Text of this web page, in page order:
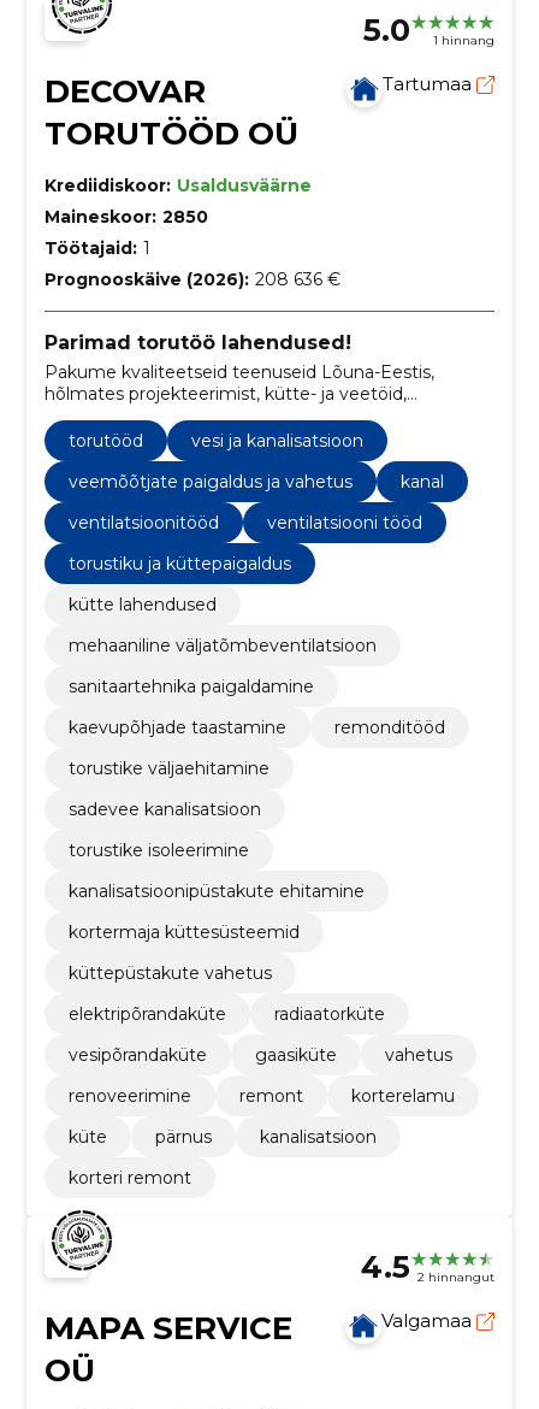
5.0 1 hinnang
DECOVAR
TORUTÖÖD OÜ
Tartumaa
Krediidiskoor: Usaldusväärne
Maineskoor: 2850
Töötajaid: 1
Prognooskäive (2026): 208 636 €
Parimad torutöö lahendused!
Pakume kvaliteetseid teenuseid Lõuna-Eestis,
hõlmates projekteerimist, kütte- ja veetöid,
kanalisatsiooni ning remonditöid.
torutööd
vesi ja kanalisatsioon
veemõõtjate paigaldus ja vahetus
kanal
ventilatsioonitööd
ventilatsiooni tööd
torustiku ja küttepaigaldus
kütte lahendused
mehaaniline väljatõmbeventilatsioon
sanitaartehnika paigaldamine
kaevupõhjade taastamine
remonditööd
torustike väljaehitamine
sadevee kanalisatsioon
torustike isoleerimine
kanalisatsioonipüstakute ehitamine
kortermaja küttesüsteemid
küttepüstakute vahetus
elektripõrandaküte
radiaatorküte
vesipõrandaküte
gaasiküte
vahetus
renoveerimine
remont
korterelamu
küte
pärnus
kanalisatsioon
korteri remont
4.5 2 hinnangut
MAPA SERVICE
OÜ
Valgamaa